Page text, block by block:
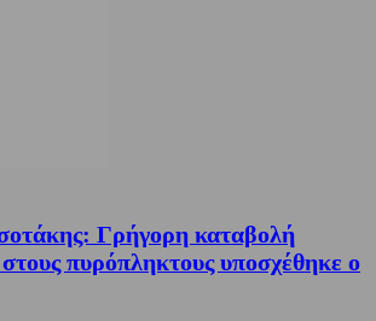
Γρήγορη καταβολή
πυρόπληκτους υποσχέθηκε ο